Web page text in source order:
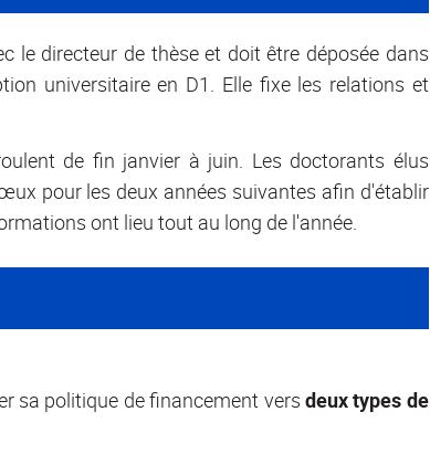
le directeur de thèse et doit être déposée dans
universitaire en D1. Elle fixe les relations et
de fin janvier à juin. Les doctorants élus
pour les deux années suivantes afin d'établir
ont lieu tout au long de l'année.
sa politique de financement vers deux types de